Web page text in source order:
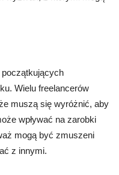
Wielu freelancerów
muszą się wyróżnić, aby
wpływać na zarobki
mogą być zmuszeni
z innymi.